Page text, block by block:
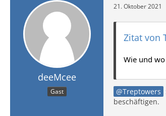
deeMcee
Gast
21. Oktober 2021
Zitat von
Wie und
Treptowers
beschäftigen.